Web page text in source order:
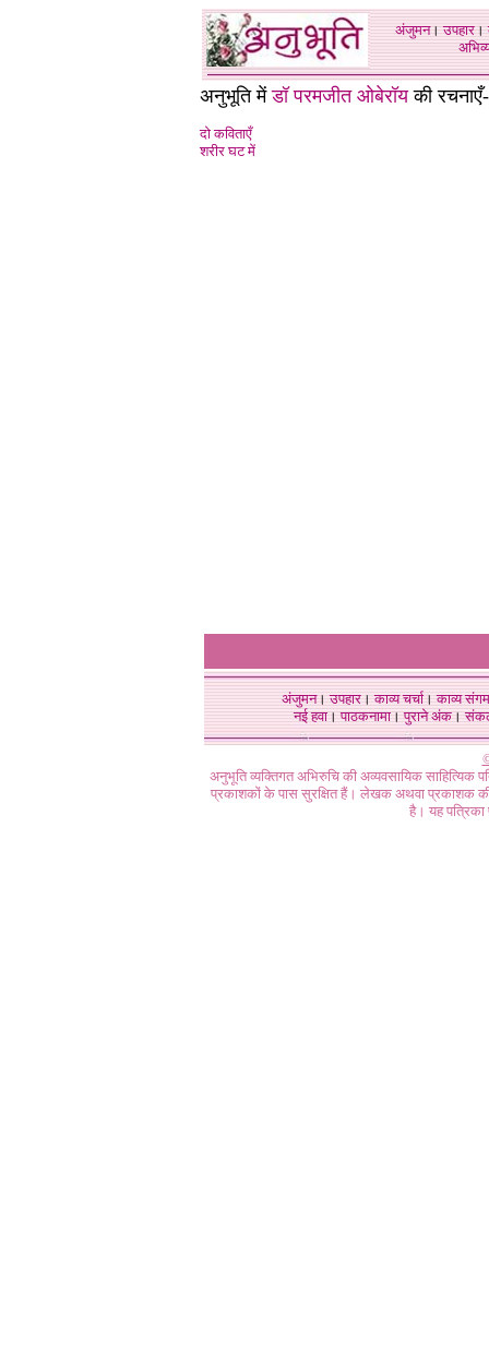
अंजुमन।उपहार।
अनुभूति मेंडॉ परमजीत ओबेरॉयकी रचनाएँ-
दो कविताएँ
शरीर घट में
अंजुमन।उपहार।काव्य चर्चा।काव्य संगम
नई हवा। पाठकनामा। पुराने अंक।
अनुभूति व्यक्तिगत अभिरुचि की अव्यवसायिक
प्रकाशकों के पास सुरक्षित हैं। लेखक अथवा प्रकाशक की
है। यह पत्रिका